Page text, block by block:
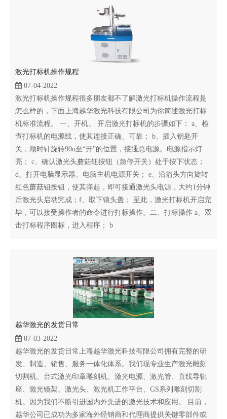
激光打标机操作规程
07-04-2022
激光打标机操作规程很多朋友都不了解激光打标机操作流程是
怎么样的，下面上海越华激光科技有限公司为你简述激光打标
机标准流程。 一、开机。 开启激光打标机的步骤如下： a、检
查打标机的电源线，使其连接正确、可靠； b、插入钥匙开
关，顺时针旋转90o至“开”的位置，接通总电源。电源指示灯
亮； c、确认激光头蘑菇钮按钮（急停开关）处于按下状态；
d、打开电脑显示器、电脑主机电源开关； e、沿箭头方向旋转
红色蘑菇钮按钮，使其弹起，即可接通激光头电源，大约1分钟
后激光头启动完成；f、取下镜头盖； 至此，激光打标机开启完
毕，可以接受操作者的命令进行打标操作。二、打标操作 a、双
击打标程序图标，进入程序； b
越华激光的发货日常
07-03-2022
越华激光的发货日常上海越华激光科技有限公司拥有完整的研
发、制造、销售、服务一体化体系。我们现专业生产激光雕刻
切割机、台式激光印章雕刻机、激光电源、激光管、直线导轨
座、激光镜架、激光头、激光机工作平台、GS系列雕刻切割
机。因为我们不断引进国内外先进的激光技术和应用。 目前，
越华公司已成功为多家海外经销商和代理商提供关键零部件或